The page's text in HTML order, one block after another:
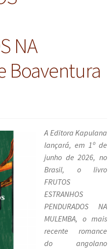
NA
Boaventura
A Editora Kapulana
lançará, em 1º de
junho de 2026, no
Brasil, o livro
FRUTOS
ESTRANHOS
PENDURADOS NA
MULEMBA, o mais
recente romance
do angolano